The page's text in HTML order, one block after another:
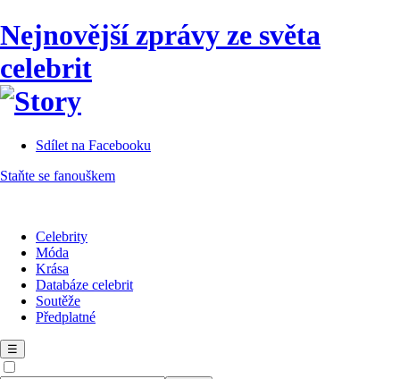
Nejnovější zprávy ze světa
celebrit
Sdílet na Facebooku
Staňte se fanouškem
Celebrity
Móda
Krása
Databáze celebrit
Soutěže
Předplatné
☰